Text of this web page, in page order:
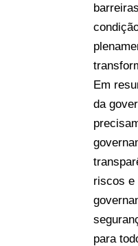
Em
da
riscos e
para